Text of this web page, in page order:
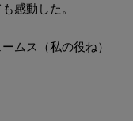
感動した。
ムス（私の役ね）